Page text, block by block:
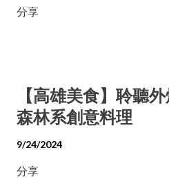
分享
【高雄美食】聆聽
森林系創意料理
9/24/2024
分享